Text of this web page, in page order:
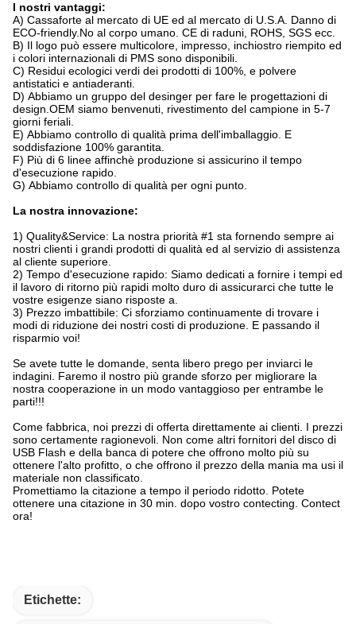
I nostri vantaggi:
A) Cassaforte al mercato di UE ed al mercato di U.S.A. Danno di
ECO-friendly.No al corpo umano. CE di raduni, ROHS, SGS ecc.
B) Il logo può essere multicolore, impresso, inchiostro riempito ed
i colori internazionali di PMS sono disponibili.
C) Residui ecologici verdi dei prodotti di 100%, e polvere
antistatici e antiaderanti.
D) Abbiamo un gruppo del desinger per fare le progettazioni di
design.OEM siamo benvenuti, rivestimento del campione in 5-7
giorni feriali.
E) Abbiamo controllo di qualità prima dell'imballaggio. E
soddisfazione 100% garantita.
F) Più di 6 linee affinchè produzione si assicurino il tempo
d'esecuzione rapido.
G) Abbiamo controllo di qualità per ogni punto.
La nostra innovazione:
1) Quality&Service: La nostra priorità #1 sta fornendo sempre ai
nostri clienti i grandi prodotti di qualità ed al servizio di assistenza
al cliente superiore.
2) Tempo d'esecuzione rapido: Siamo dedicati a fornire i tempi ed
il lavoro di ritorno più rapidi molto duro di assicurarci che tutte le
vostre esigenze siano risposte a.
3) Prezzo imbattibile: Ci sforziamo continuamente di trovare i
modi di riduzione dei nostri costi di produzione. E passando il
risparmio voi!
Se avete tutte le domande, senta libero prego per inviarci le
indagini. Faremo il nostro più grande sforzo per migliorare la
nostra cooperazione in un modo vantaggioso per entrambe le
parti!!!
Come fabbrica, noi prezzi di offerta direttamente ai clienti. I prezzi
sono certamente ragionevoli. Non come altri fornitori del disco di
USB Flash e della banca di potere che offrono molto più su
ottenere l'alto profitto, o che offrono il prezzo della mania ma usi il
materiale non classificato.
Promettiamo la citazione a tempo il periodo ridotto. Potete
ottenere una citazione in 30 min. dopo vostro contecting. Contect
ora!
Etichette: